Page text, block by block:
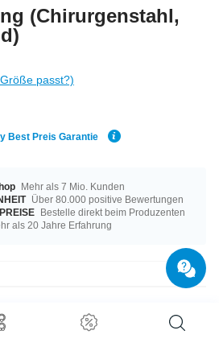
(Chirurgenstahl,
passt?)
Best Preis Garantie
Mehr als 7 Mio. Kunden
Über 80.000 positive Bewertungen
Bestelle direkt beim Produzenten
als 20 Jahre Erfahrung
- erhältlich in der Materialstärke von